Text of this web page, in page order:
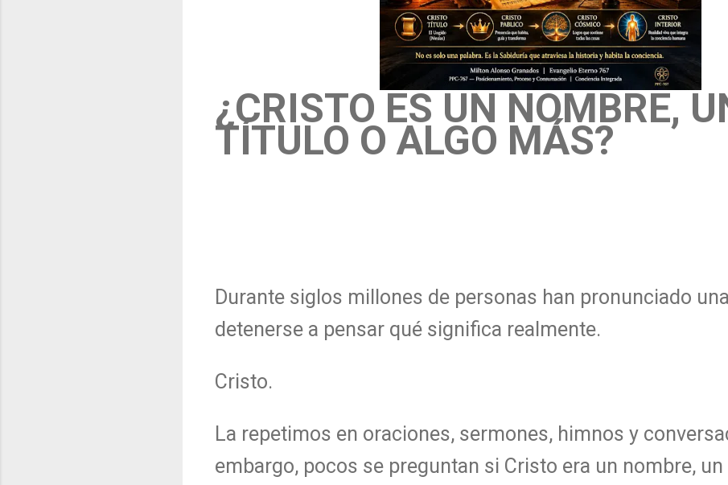
¿CRISTO ES UN NOMBRE,
TÍTULO O ALGO MÁS?
Durante siglos millones de personas han pronunciado
detenerse a pensar qué significa realmente.
Cristo.
La repetimos en oraciones, sermones, himnos y
embargo, pocos se preguntan si Cristo era un nombre,